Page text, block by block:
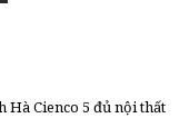
Hà Cienco 5 đủ nội thất